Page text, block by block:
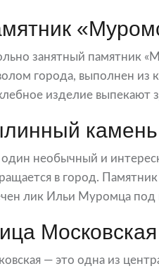
занятный памятник
города, выполнен из
изделие выпекают
камень
необычный и
в город.
лик Ильи Муромца под
Московская
— это одна из